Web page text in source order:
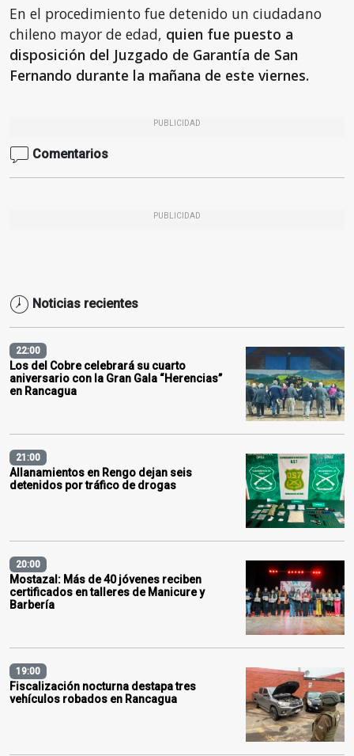
En el procedimiento fue detenido un ciudadano
chileno mayor de edad, quien fue puesto a
disposición del Juzgado de Garantía de San
Fernando durante la mañana de este viernes.
PUBLICIDAD
Comentarios
PUBLICIDAD
Noticias recientes
22:00
Los del Cobre celebrará su cuarto
aniversario con la Gran Gala “Herencias”
en Rancagua
21:00
Allanamientos en Rengo dejan seis
detenidos por tráfico de drogas
20:00
Mostazal: Más de 40 jóvenes reciben
certificados en talleres de Manicure y
Barbería
19:00
Fiscalización nocturna destapa tres
vehículos robados en Rancagua